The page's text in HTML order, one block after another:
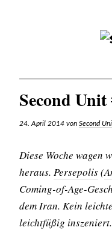
Second Unit
24. April 2014 von Second
Diese Woche wagen
heraus. Persepolis(
Coming-of-Age-
dem Iran. Kein
leichtfüßig inszeniert.